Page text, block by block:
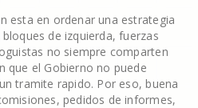
esta en ordenar una estrategia
de izquierda, fuerzas
no siempre comparten
que el Gobierno no puede
tramite rapido. Por eso, buena
pedidos de informes,